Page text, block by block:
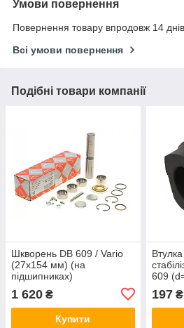
Умови повернення
Повернення товару впродовж 14
Всі умови повернення
Подібні товари компанії
Шкворень DB 609 / Vario
(27x154 мм) (на
підшипниках)
RW33028
1 620 ₴
Купити
609
197₴